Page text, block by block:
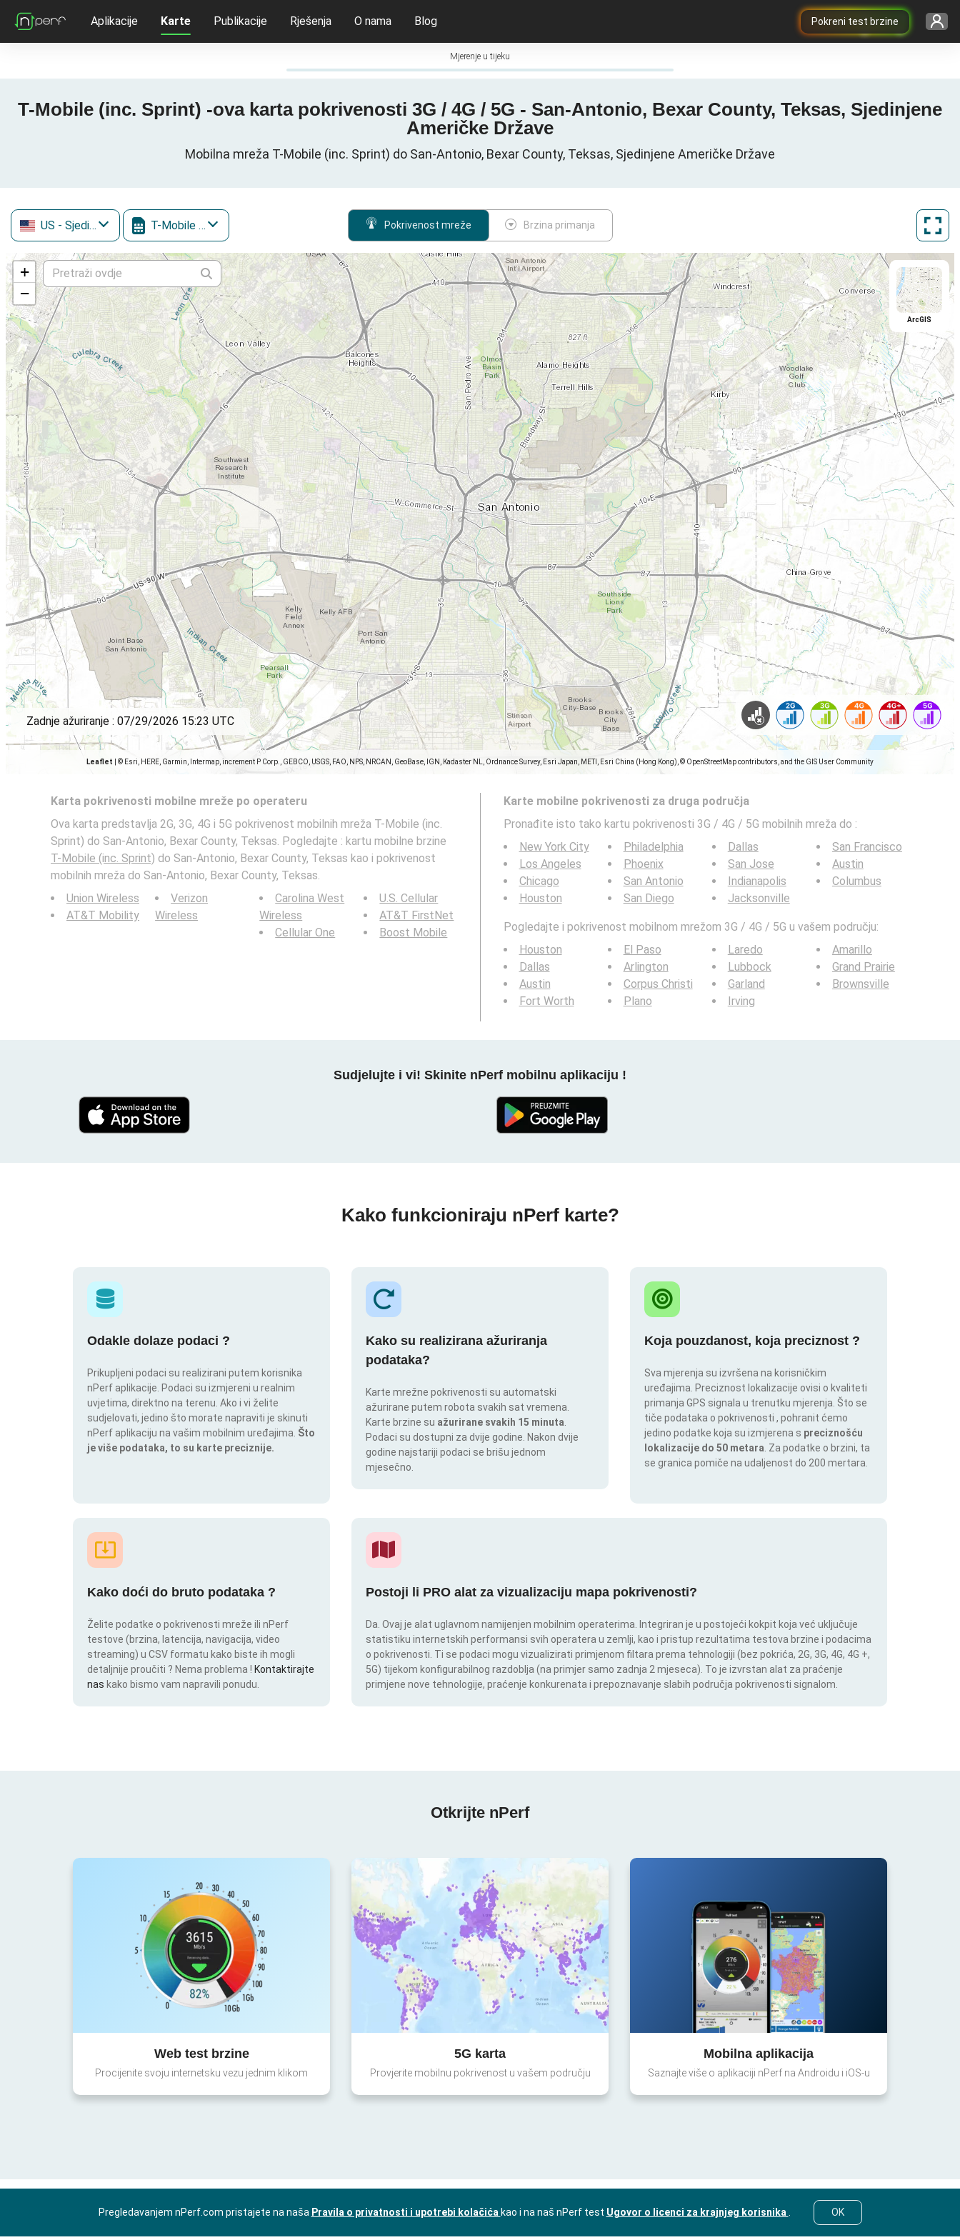
Pokreni test brzine
Aplikacije Karte Publikacije Rješenja O nama Blog
Mjerenje u tijeku
T-Mobile (inc. Sprint) -ova karta pokrivenosti 3G / 4G / 5G - San-Antonio, Bexar County, Teksas, Sjedinjene
Američke Države
Mobilna mreža T-Mobile (inc. Sprint) do San-Antonio, Bexar County, Teksas, Sjedinjene Američke Države
US - Sjedinjene Američke Države T-Mobile (inc. Sprint) Pokrivenost mreže Brzina primanja
+
−
Leaflet © Esri, HERE, Garmin, Intermap, increment P Corp., GEBCO, USGS, FAO, NPS, NRCAN, GeoBase, IGN, Kadaster NL, Ordnance Survey, Esri Japan, METI, Esri China (Hong Kong), © OpenStreetMap contributors, and the GIS User Community
ArcGIS
Zadnje ažuriranje : 07/29/2026 15:23 UTC
Karta pokrivenosti mobilne mreže po operateru
Ova karta predstavlja 2G, 3G, 4G i 5G pokrivenost mobilnih mreža T-Mobile (inc.
Sprint) do San-Antonio, Bexar County, Teksas. Pogledajte : kartu mobilne brzine
T-Mobile (inc. Sprint) do San-Antonio, Bexar County, Teksas kao i pokrivenost
mobilnih mreža do San-Antonio, Bexar County, Teksas.
Union Wireless
AT&T Mobility
Verizon
Wireless
Carolina West
Wireless
Cellular One
U.S. Cellular
AT&T FirstNet
Boost Mobile
Karte mobilne pokrivenosti za druga područja
Pronađite isto tako kartu pokrivenosti 3G / 4G / 5G mobilnih mreža do :
New York City
Los Angeles
Chicago
Houston
Philadelphia
Phoenix
San Antonio
San Diego
Dallas
San Jose
Indianapolis
Jacksonville
San Francisco
Austin
Columbus
Pogledajte i pokrivenost mobilnom mrežom 3G / 4G / 5G u vašem području:
Houston
Dallas
Austin
Fort Worth
El Paso
Arlington
Corpus Christi
Plano
Laredo
Lubbock
Garland
Irving
Amarillo
Grand Prairie
Brownsville
Sudjelujte i vi! Skinite nPerf mobilnu aplikaciju !
Kako funkcioniraju nPerf karte?
Odakle dolaze podaci ?
Prikupljeni podaci su realizirani putem korisnika
nPerf aplikacije. Podaci su izmjereni u realnim
uvjetima, direktno na terenu. Ako i vi želite
sudjelovati, jedino što morate napraviti je skinuti
nPerf aplikaciju na vašim mobilnim uređajima. Što
je više podataka, to su karte preciznije.
Kako su realizirana ažuriranja
podataka?
Karte mrežne pokrivenosti su automatski
ažurirane putem robota svakih sat vremena.
Karte brzine su ažurirane svakih 15 minuta
Podaci su dostupni za dvije godine. Nakon dvije
godine najstariji podaci se brišu jednom
mjesečno.
Koja pouzdanost, koja preciznost ?
Sva mjerenja su izvršena na korisničkim
uređajima. Preciznost lokalizacije ovisi o kvaliteti
primanja GPS signala u trenutku mjerenja. Što se
tiče podataka o pokrivenosti , pohranit ćemo
jedino podatke koja su izmjerena s preciznošću
lokalizacije do 50 metara . Za podatke o brzini, ta
se granica pomiče na udaljenost do 200 mertara.
Kako doći do bruto podataka ?
Želite podatke o pokrivenosti mreže ili nPerf
testove (brzina, latencija, navigacija, video
streaming) u CSV formatu kako biste ih mogli
detaljnije proučiti ? Nema problema ! Kontaktirajte
nas kako bismo vam napravili ponudu.
Postoji li PRO alat za vizualizaciju mapa pokrivenosti?
Da. Ovaj je alat uglavnom namijenjen mobilnim operaterima. Integriran je u postojeći kokpit koja već uključuje
statistiku internetskih performansi svih operatera u zemlji, kao i pristup rezultatima testova brzine i podacima
o pokrivenosti. Ti se podaci mogu vizualizirati primjenom filtara prema tehnologiji (bez pokrića, 2G, 3G, 4G, 4G +,
5G) tijekom konfigurabilnog razdoblja (na primjer samo zadnja 2 mjeseca). To je izvrstan alat za praćenje
primjene nove tehnologije, praćenje konkurenata i prepoznavanje slabih područja pokrivenosti signalom.
Otkrijte nPerf
Web test brzine
Procijenite svoju internetsku vezu jednim klikom
5G karta
Provjerite mobilnu pokrivenost u vašem području
Mobilna aplikacija
Saznajte više o aplikaciji nPerf na Androidu i iOS-u
Pregledavanjem nPerf.com pristajete na naša Pravila o privatnosti i upotrebi kolačića kao i na naš nPerf test Ugovor o licenci za krajnjeg korisnika OK